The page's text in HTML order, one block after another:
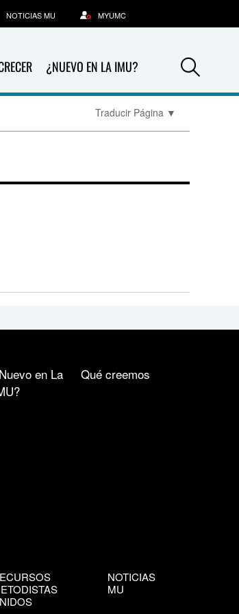
¿NUEVO EN LA IMU?
NOTICIAS MU MYUMC
Traducir Página ▼
en La
Qué creemos
NOTICIAS
MU